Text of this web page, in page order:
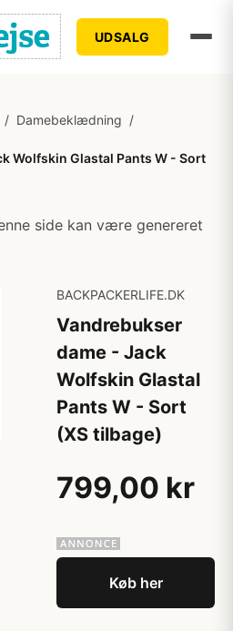
UDSALG
/ Damebeklædning /
Wolfskin Glastal Pants W - Sort
side kan være genereret
BACKPACKERLIFE.DK
Vandrebukser
dame - Jack
Wolfskin Glastal
Pants W - Sort
(XS tilbage)
799,00 kr
Køb her